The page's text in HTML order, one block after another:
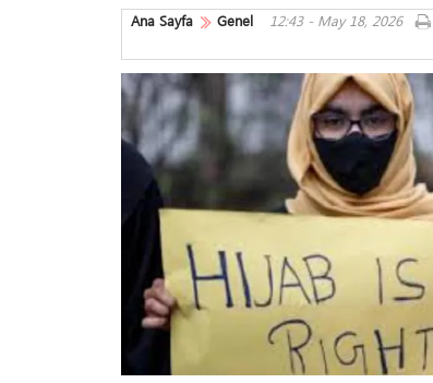
Ana Sayfa Genel 12:43 - May 18, 2026